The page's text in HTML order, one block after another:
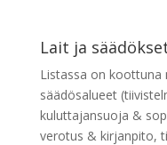
Lait ja
Listassa on koottuna
säädösalueet
kuluttajansuoja &
verotus & kirjanpito,